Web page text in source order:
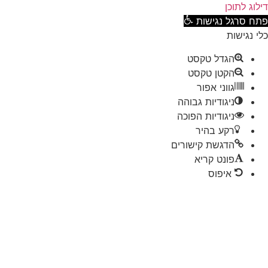
לתוכן
סרגל נגישות
נגישות
הגדל טקסט
הקטן טקסט
גווני אפור
ניגודיות גבוהה
ניגודיות הפוכה
רקע בהיר
הדגשת קישורים
פונט קריא
איפוס